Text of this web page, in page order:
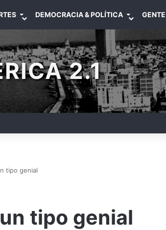
DEMOCRACIA & POLÍTICA
2.1
tipo genial
tipo genial